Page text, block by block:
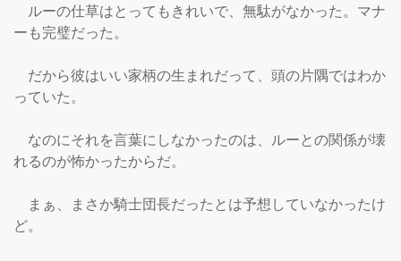
ルーの仕草はとってもきれいで、無駄がなかった。マナ
ーも完璧だった。
だから彼はいい家柄の生まれだって、頭の片隅ではわか
っていた。
なのにそれを言葉にしなかったのは、ルーとの関係が壊
れるのが怖かったからだ。
まぁ、まさか騎士団長だったとは予想していなかったけ
ど。